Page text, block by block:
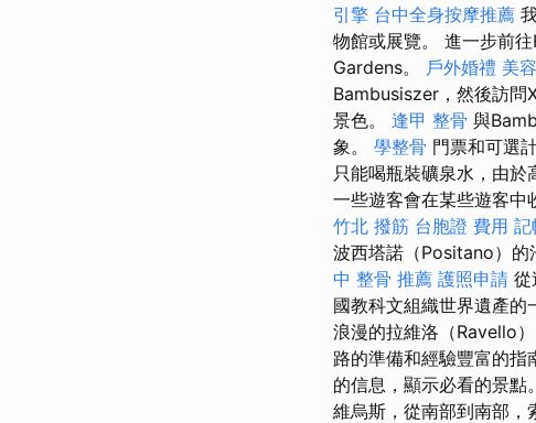
引擎 台中全身按摩推薦
物館或展覽。 進一步前
Gardens。 戶外婚禮 美
Bambusiszer，然後訪問
景色。 逢甲 整骨 與
象。 學整骨 門票和可選
只能喝瓶裝礦泉水，由
一些遊客會在某些遊客中
竹北 撥筋 台胞證 費用 記
波西塔諾（Positano）的
中 整骨 推薦 護照申請 從
國教科文組織世界遺產的
浪漫的拉維洛（Ravello
路的準備和經驗豐富的
的信息，顯示必看的景
維烏斯，從南部到南部，